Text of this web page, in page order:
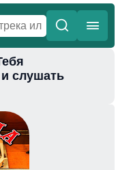
слушать